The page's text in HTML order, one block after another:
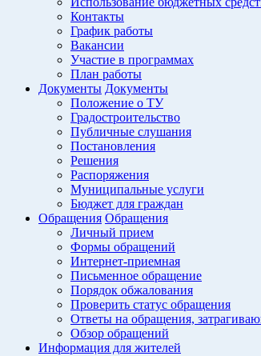
Контакты
График работы
Вакансии
Участие в программах
План работы
Документы Документы
Положение о ТУ
Градостроительство
Публичные слушания
Постановления
Решения
Распоряжения
Муниципальные услуги
Бюджет для граждан
Обращения Обращения
Личный прием
Формы обращений
Интернет-приемная
Письменное обращение
Порядок обжалования
Проверить статус обращения
Ответы на обращения,
Обзор обращений
Информация для жителей